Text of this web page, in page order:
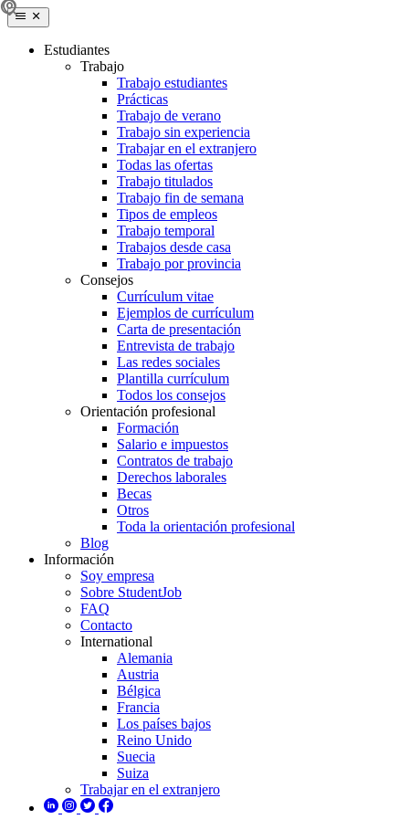
Estudiantes
Trabajo
Trabajo estudiantes
Prácticas
Trabajo de verano
Trabajo sin experiencia
Trabajar en el extranjero
Todas las ofertas
Trabajo titulados
Trabajo fin de semana
Tipos de empleos
Trabajo temporal
Trabajos desde casa
Trabajo por provincia
Consejos
Currículum vitae
Ejemplos de currículum
Carta de presentación
Entrevista de trabajo
Las redes sociales
Plantilla currículum
Todos los consejos
Orientación profesional
Formación
Salario e impuestos
Contratos de trabajo
Derechos laborales
Becas
Otros
Toda la orientación profesional
Blog
Información
Soy empresa
Sobre StudentJob
FAQ
Contacto
International
Alemania
Austria
Bélgica
Francia
Los países bajos
Reino Unido
Suecia
Suiza
Trabajar en el extranjero